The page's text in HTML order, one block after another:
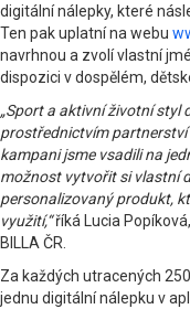
digitální nálepky, které
Ten pak uplatní na webu
navrhnou a zvolí vlastní
dispozici v dospělém,
„Sport a aktivní životní styl
prostřednictvím partnerství
kampani jsme vsadili na
možnost vytvořit si vlastní
personalizovaný produkt,
využití,“říká Lucia
BILLA ČR.
Za každých utracených
jednu digitální nálepku v